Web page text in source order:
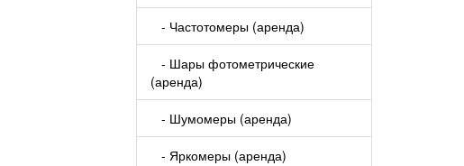
- Частотомеры (аренда)
- Шары фотометрические
(аренда)
- Шумомеры (аренда)
- Яркомеры (аренда)